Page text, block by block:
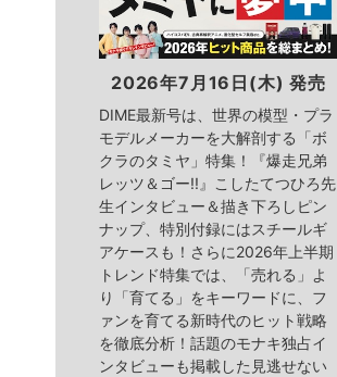
2026年7月16日(木) 発売
DIME最新号は、世界の模型・プラ
モデルメーカーを大解剖する「ボ
クラのタミヤ」特集！『爆走兄弟
レッツ＆ゴー!!』こしたてつひろ先
生インタビュー＆描き下ろしピン
ナップ、特別付録にはスチールギ
アケースも！さらに2026年上半期
トレンド特集では、「売れる」よ
り「育てる」をキーワードに、フ
ァンを育てる新時代のヒット戦略
を徹底分析！話題のモナキ独占イ
ンタビューも掲載した見逃せない